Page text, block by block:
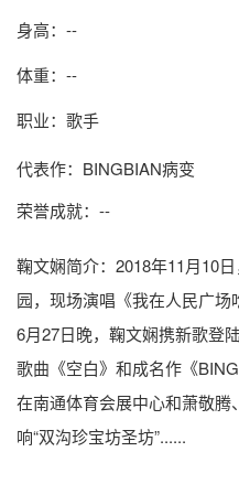
身高：--
体重：--
职业：歌手
代表作：BINGBIAN病变
荣誉成就：--
鞠文娴简介：2018年11月10
园，现场演唱《我在人民广场
6月27日晚，鞠文娴携新歌登
歌曲《空白》和成名作《
在南通体育会展中心和萧敬
响“双沟珍宝坊圣坊”......